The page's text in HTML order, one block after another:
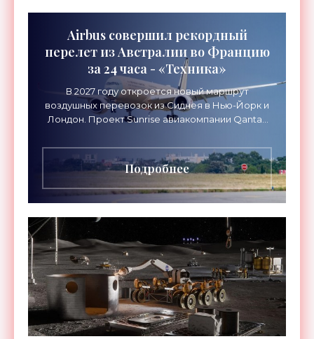
Airbus совершил рекордный
перелет из Австралии во Францию
за 24 часа - «Техника»
В 2027 году откроется новый маршрут
воздушных перевозок из Сиднея в Нью-Йорк и
Лондон. Проект Sunrise авиакомпании Qantas
длительностью до 24
Подробнее